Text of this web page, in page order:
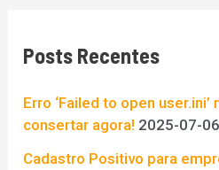
u
s
a
Posts Recentes
Erro ‘Failed to open
consertar agora! 2025-07-06
Cadastro Positivo para